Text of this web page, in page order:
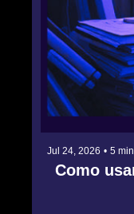
Jul 24, 2026 • 5
Como